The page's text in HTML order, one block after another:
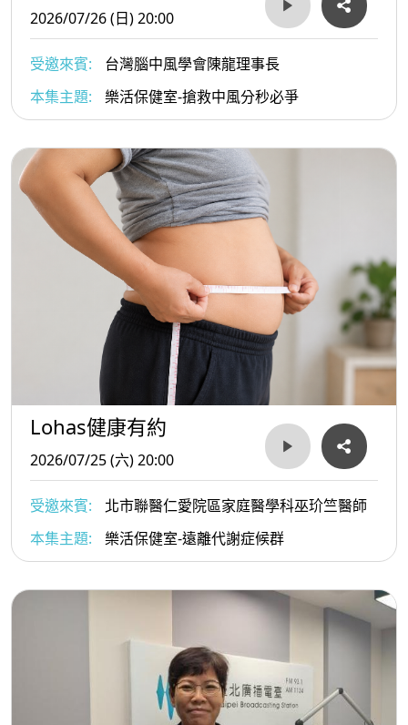
2026/07/26 (日) 20:00
受邀來賓:
台灣腦中風學會陳龍理事長
本集主題:
樂活保健室-搶救中風分秒必爭
Lohas健康有約
2026/07/25 (六) 20:00
受邀來賓:
北市聯醫仁愛院區家庭醫學科巫玠竺醫師
本集主題:
樂活保健室-遠離代謝症候群